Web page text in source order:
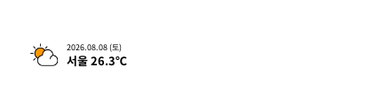
2026.08.08 (토)
서울 26.3℃
9시간 전 >[속보]뉴욕증시 상승 마감…S&P 0.6% 나스닥 1.3%↑
-25297초 전 >이란 "호르무즈 재개방 합의 근접…美 배상 선행돼야"